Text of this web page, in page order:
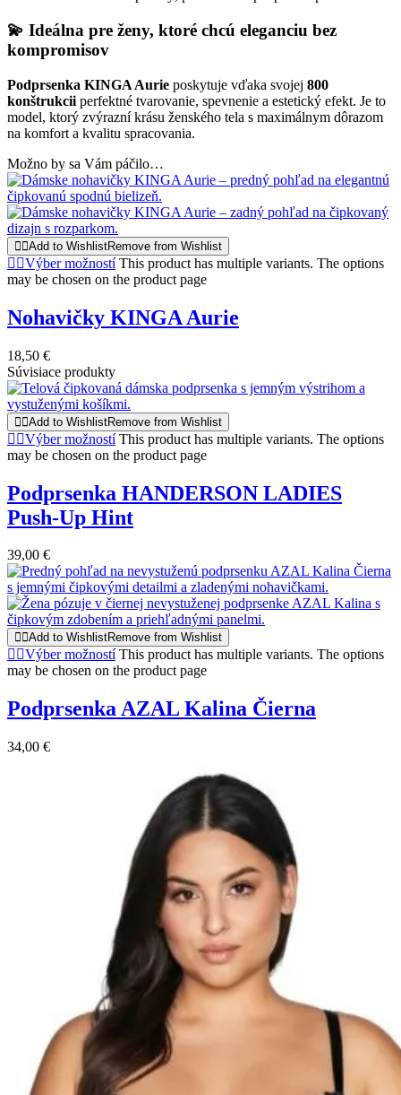
💫 Ideálna pre ženy, ktoré chcú eleganciu bez
kompromisov
Podprsenka KINGA Aurie poskytuje vďaka svojej 800
konštrukcii perfektné tvarovanie, spevnenie a estetický efekt. Je to
model, ktorý zvýrazní krásu ženského tela s maximálnym dôrazom
na komfort a kvalitu spracovania.
Možno by sa Vám páčilo…
Add to WishlistRemove from Wishlist
Výber možností This product has multiple variants. The options
may be chosen on the product page
Nohavičky KINGA Aurie
18,50 €
Súvisiace produkty
Add to WishlistRemove from Wishlist
Výber možností This product has multiple variants. The options
may be chosen on the product page
Podprsenka HANDERSON LADIES
Push-Up Hint
39,00 €
Add to WishlistRemove from Wishlist
Výber možností This product has multiple variants. The options
may be chosen on the product page
Podprsenka AZAL Kalina Čierna
34,00 €